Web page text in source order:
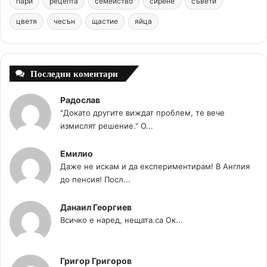
k
s
t
m
цветя чесън щастие яйца
Последни коментари
Радослав
"Докато другите виждат проблем, те вече
измислят решение." О...
Емилио
Даже не искам и да експериментирам! В Англия
до пенсия! Посл...
Данаил Георгиев
Всичко е наред, нещата.са Ок...
Григор Григоров